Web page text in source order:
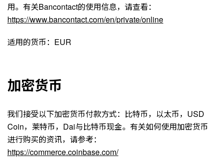
用。有关Bancontact的使用信息，请查看：
https://www.bancontact.com/en/private/online
适用的货币：EUR
加密货币
我们接受以下加密货币付款方式：比特币，以太币，USD
Coin，莱特币，Dai与比特币现金。有关如何使用加密货币
进行购买的资讯，请参考：
https://commerce.coinbase.com/